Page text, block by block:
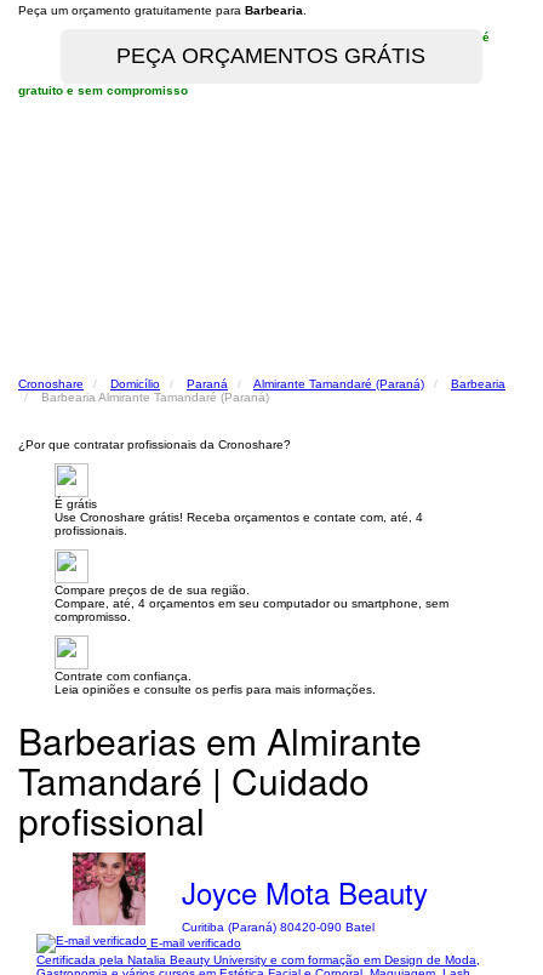
Peça um orçamento gratuitamente para Barbearia
é
gratuito e sem compromisso
Cronoshare Domicílio Paraná Almirante Tamandaré (Paraná)
Barbearia
Barbearia Almirante Tamandaré (Paraná)
¿Por que contratar profissionais da Cronoshare?
É grátis
Use Cronoshare grátis! Receba orçamentos e contate com, até, 4
profissionais.
Compare preços de de sua região.
Compare, até, 4 orçamentos em seu computador ou smartphone, sem
compromisso.
Contrate com confiança.
Leia opiniões e consulte os perfis para mais informações.
Barbearias em Almirante
Tamandaré | Cuidado
profissional
Joyce Mota Beauty
Curitiba (Paraná) 80420-090 Batel
E-mail verificado
Certificada pela Natalia Beauty University e com formação em Design de Moda,